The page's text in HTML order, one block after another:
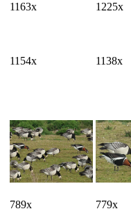
1163x 1225x
1154x 1138x
789x 779x